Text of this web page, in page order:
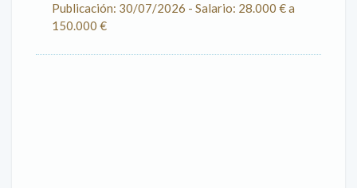
Publicación: 30/07/2026 - Salario: 28.000 € a
150.000 €